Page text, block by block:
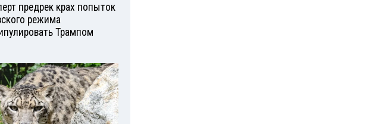
предрек крах попыток
режима
Трампом